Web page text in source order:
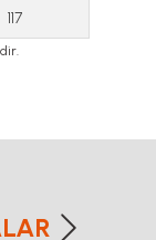
117
iletebilirsiniz.